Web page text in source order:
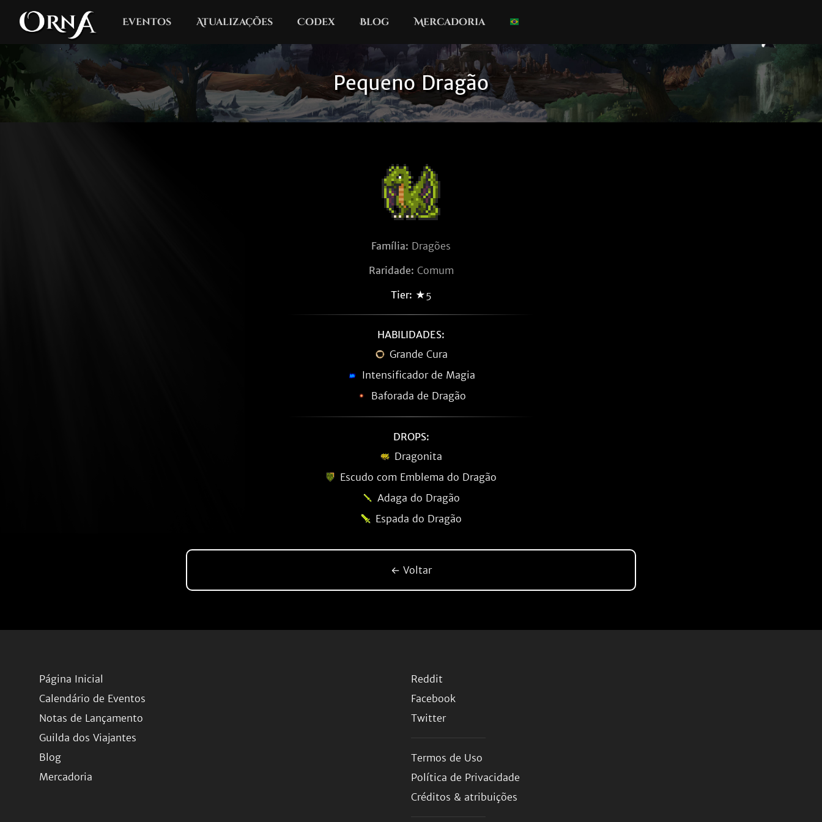
Eventos Atualizações Codex Blog Mercadoria
Pequeno Dragão
Família: Dragões
Raridade: Comum
Tier: ★5
HABILIDADES:
Grande Cura
Intensificador de Magia
Baforada de Dragão
DROPS:
Dragonita
Escudo com Emblema do Dragão
Adaga do Dragão
Espada do Dragão
← Voltar
Página Inicial
Calendário de Eventos
Notas de Lançamento
Guilda dos Viajantes
Blog
Mercadoria
Reddit
Facebook
Twitter
Termos de Uso
Política de Privacidade
Créditos & atribuições